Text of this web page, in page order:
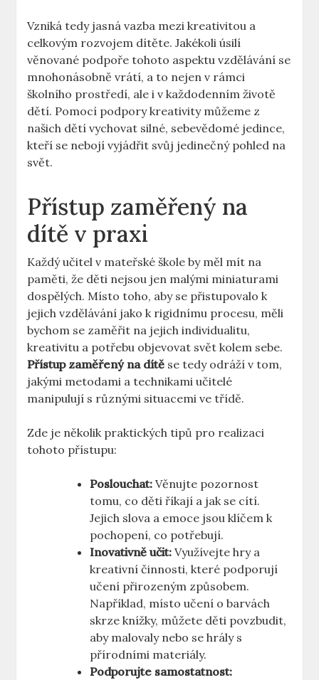
Vzniká⁣ tedy jasná vazba mezi⁤ kreativitou a
celkovým rozvojem dítěte.⁣ Jakékoli úsilí
věnované podpoře tohoto aspektu vzdělávání⁤ se
⁤mnohonásobně vrátí, a to nejen v ⁣rámci
⁣školního prostředí, ⁤ale i v každodenním životě
dětí. Pomocí podpory kreativity můžeme z​
našich dětí vychovat silné, sebevědomé⁣ jedince,
kteří se nebojí vyjádřit⁣ svůj jedinečný⁢ pohled na
svět.
Přístup zaměřený na
dítě v praxi
Každý učitel v mateřské škole ‍by měl mít‍ na
paměti, že děti nejsou‌ jen ​malými miniaturami
dospělých.⁣ Místo toho, aby se ‍přistupovalo k
jejich vzdělávání jako⁤ k rigidnímu procesu, měli
bychom ‌se zaměřit na jejich individualitu,
kreativitu a ​potřebu objevovat svět kolem sebe.
Přístup zaměřený na ​dítě se tedy odráží v tom,
jakými metodami a technikami učitelé
manipulují⁣ s různými ⁢situacemi ve třídě.
Zde je několik ‌praktických tipů pro realizaci
tohoto přístupu:
Poslouchat: Věnujte ‍pozornost
tomu, co ⁤děti říkají a jak se⁤ cítí.
Jejich‌ slova ⁢a emoce jsou klíčem k
pochopení, co potřebují.
Inovativně učit: Využívejte ⁣hry a
kreativní činnosti, ‌které podporují
učení‌ přirozeným způsobem.
Například,​ místo učení o barvách
skrze knížky, můžete děti​ povzbudit,
aby malovaly nebo se hrály⁤ s
přírodními materiály.
Podporujte samostatnost: